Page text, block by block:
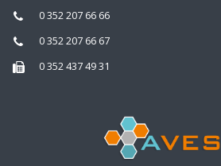
0 352 207 66 66
0 352 207 66 67
0 352 437 49 31